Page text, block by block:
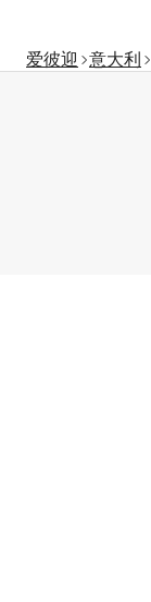
爱彼迎 意大利